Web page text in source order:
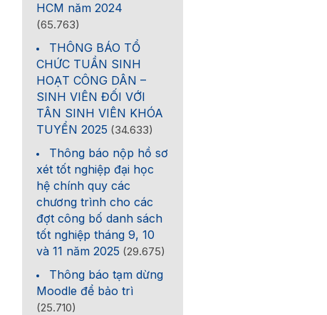
HCM năm 2024
(65.763)
THÔNG BÁO TỔ
CHỨC TUẦN SINH
HOẠT CÔNG DÂN –
SINH VIÊN ĐỐI VỚI
TÂN SINH VIÊN KHÓA
TUYỂN 2025 (34.633)
Thông báo nộp hồ sơ
xét tốt nghiệp đại học
hệ chính quy các
chương trình cho các
đợt công bố danh sách
tốt nghiệp tháng 9, 10
và 11 năm 2025 (29.675)
Thông báo tạm dừng
Moodle để bảo trì
(25.710)